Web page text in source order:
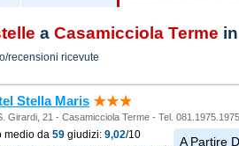
a Casamicciola Terme
recensioni ricevute
Stella Maris
Girardi, 21 - Casamicciola Terme - Tel. 081.1975.1975
medio da 59 giudizi: 9,02/10
A Partire